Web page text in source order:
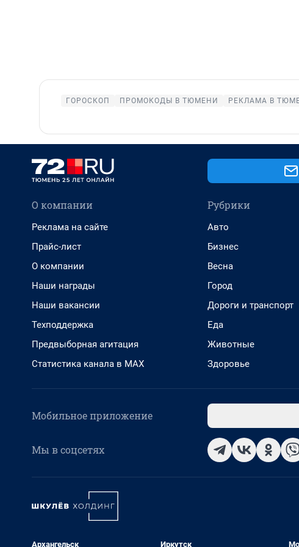
ГОРОСКОП ПРОМОКОДЫ В ТЮМЕНИ РЕКЛАМА В
О компании
Реклама на сайте
Прайс-лист
О компании
Наши награды
Наши вакансии
Техподдержка
Предвыборная агитация
Статистика канала в MAX
Рубрики
Авто
Бизнес
Весна
Город
Дороги и транспорт
Еда
Животные
Здоровье
Мобильное приложение
Мы в соцсетях
Архангельск Иркутск